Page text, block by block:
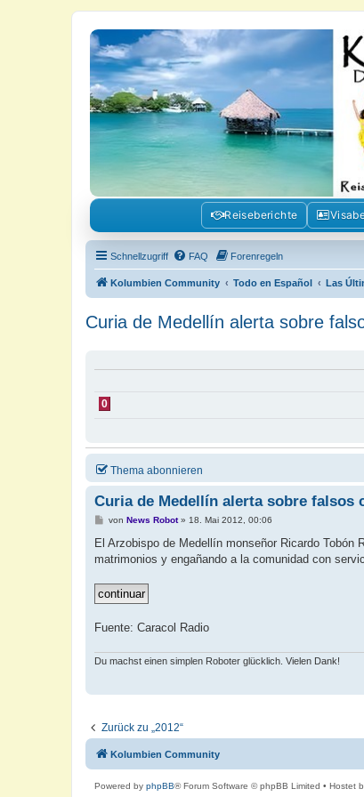
Kolumbienforum - Das grosse
Reisen, Auswandern, Kultur, Politik, Geschichte und Visum in
Reiseberichte
Schnellzugriff FAQ Forenregeln
Kolumbien Community Todo en Español Las
Curia de Medellín alerta sobre
0
Thema abonnieren
Curia de Medellín alerta sobre falsos
B
r
g
von News Robot» 18. Mai 2012, 00:06
El Arzobispo de Medellín monseñor Ricardo
matrimonios y engañando a la comunidad con
Fuente: Caracol Radio
Du machst einen simplen Roboter glücklich. Vielen Dank!
Zurück zu „2012“
Kolumbien Community
Powered by phpBB® Forum Software © phpBB Limited • Hostet